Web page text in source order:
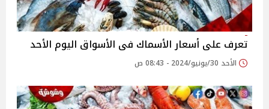
تعرف على أسعار الأسماك فى الأسواق اليوم الأحد
الأحد 30/يونيو/2024 - 08:43 ص